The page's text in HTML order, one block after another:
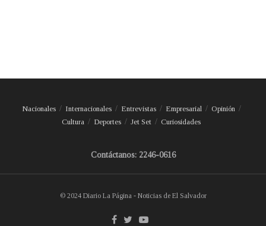
Nacionales Internacionales Entrevistas Empresarial
Opinión
Cultura
Deportes Jet Set Curiosidades
Contáctanos: 2246-0616
© 2024 Diario La Página - Noticias de El Salvador